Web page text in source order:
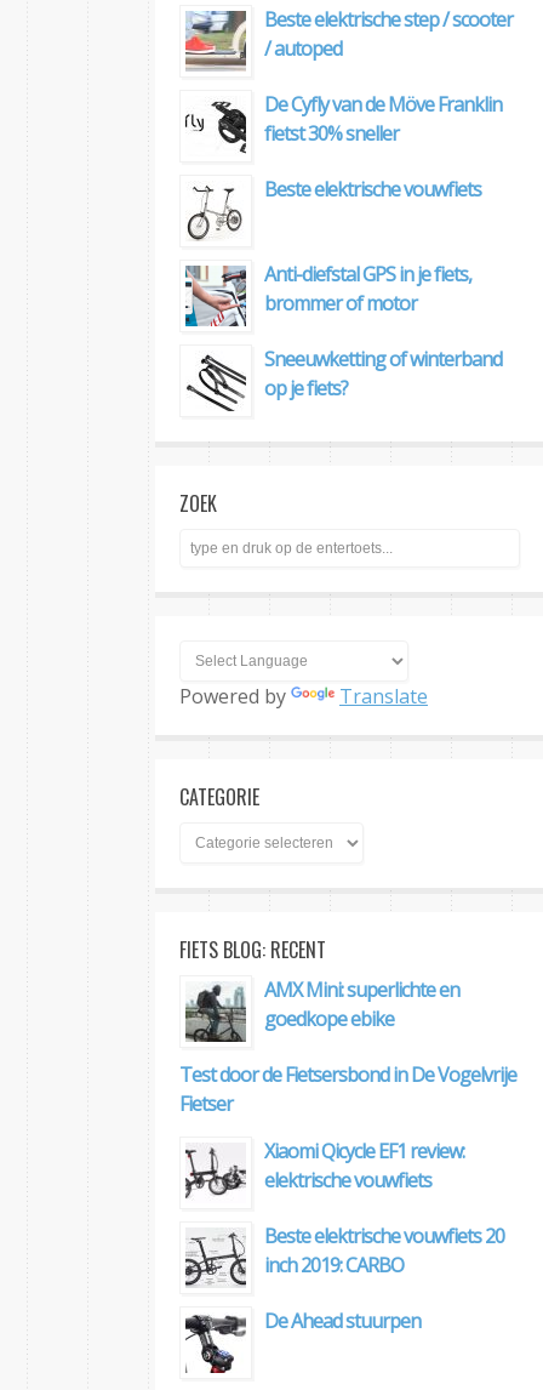
Beste elektrische step / scooter
/ autoped
De Cyfly van de Möve Franklin
fietst 30% sneller
Beste elektrische vouwfiets
Anti-diefstal GPS in je fiets,
brommer of motor
Sneeuwketting of winterband
op je fiets?
ZOEK
Powered by Translate
CATEGORIE
FIETS BLOG: RECENT
AMX Mini: superlichte en
goedkope ebike
Test door de Fietsersbond in De Vogelvrije
Fietser
Xiaomi Qicycle EF1 review:
elektrische vouwfiets
Beste elektrische vouwfiets 20
inch 2019: CARBO
De Ahead stuurpen